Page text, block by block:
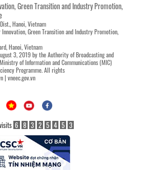
Green Transition and Industry Promotion,
Hanoi, Vietnam
Green Transition and Industry Promotion,
Hanoi, Vietnam
3, 2019 by the Authority of Broadcasting and
of Information and Communications (MIC)
Programme. All rights
| vneec.gov.vn
6 8 3 2 5 4 5 3